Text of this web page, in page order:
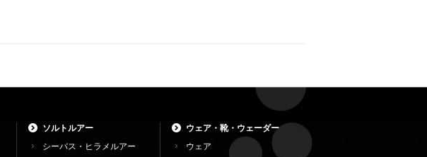
ソルトルアー
シーバス・ヒラメルアー
ウェア・靴・ウェーダー
ウェア